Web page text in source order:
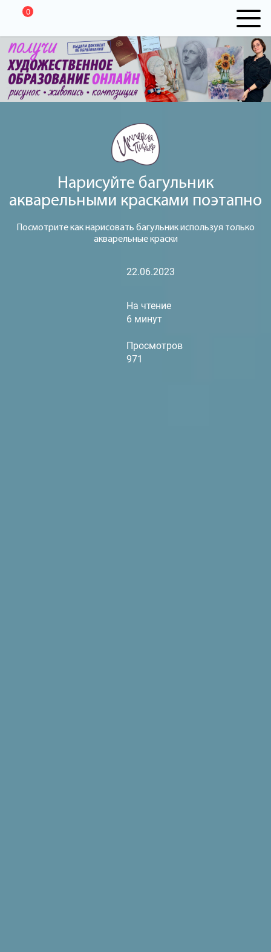
0
Нарисуйте багульник
акварельными красками поэтапно
Посмотрите как нарисовать багульник используя только
акварельные краски
22.06.2023
На чтение
6 минут
Просмотров
971